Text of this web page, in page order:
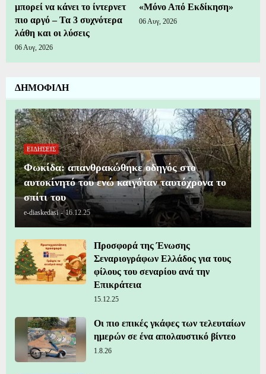
μπορεί να κάνει το ίντερνετ
πιο αργό – Τα 3 συχνότερα
λάθη και οι λύσεις
06 Αυγ, 2026
«Μόνο Από Εκδίκηση»
06 Αυγ, 2026
ΔΗΜΟΦΙΛΗ
ΕΙΔΗΣΕΙΣ
Φωκίδα: απανθρακώθηκε οδηγός στο
αυτοκίνητό του ενώ καιγόταν ταυτόχρονα το
σπίτι του
e-diaskedasi - 16.12.25
Προσφορά της Ένωσης
Σεναριογράφων Ελλάδος για τους
φίλους του σεναρίου ανά την
Επικράτεια
15.12.25
Οι πιο επικές γκάφες των τελευταίων
ημερών σε ένα απολαυστικό βίντεο
1.8.26